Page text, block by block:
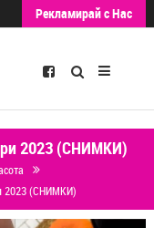
Рекламирай с Нас
Търсене
2023 (СНИМКИ)
2023 (СНИМКИ)